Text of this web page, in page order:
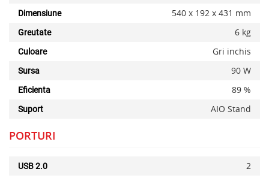
Dimensiune 540 x 192 x 431 mm
Greutate 6 kg
Culoare Gri inchis
Sursa 90 W
Eficienta 89 %
Suport AIO Stand
PORTURI
USB 2.0 2